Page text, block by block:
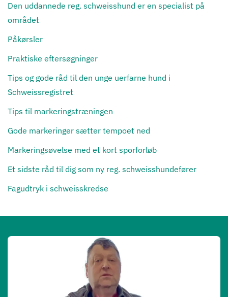
Den uddannede reg. schweisshund er en specialist på
området
Påkørsler
Praktiske eftersøgninger
Tips og gode råd til den unge uerfarne hund i
Schweissregistret
Tips til markeringstræningen
Gode markeringer sætter tempoet ned
Markeringsøvelse med et kort sporforløb
Et sidste råd til dig som ny reg. schweisshundefører
Fagudtryk i schweisskredse